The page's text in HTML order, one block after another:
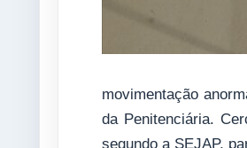
movimentação
da Penitenciária.
segundo a SEJAP,